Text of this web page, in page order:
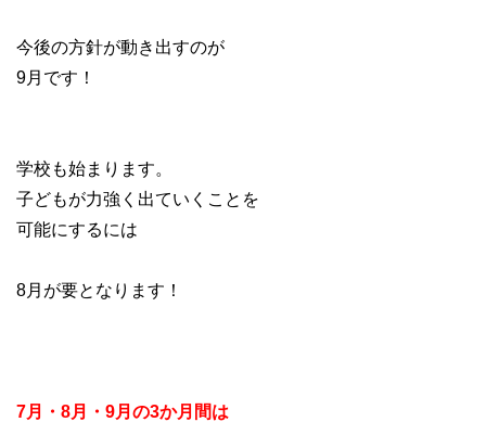
今後の方針が動き出すのが
9月です！
学校も始まります。
子どもが力強く出ていくことを
可能にするには
8月が要となります！
7月・8月・9月の3か月間は